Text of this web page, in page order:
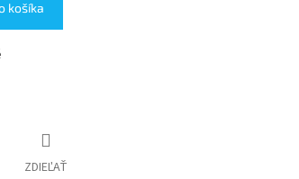
košíka
ZDIEĽAŤ